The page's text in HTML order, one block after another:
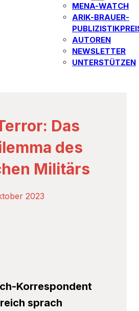
MENA-WATCH
ARIK-BRAUER-
AUTOREN​
NEWSLETTER
UNTERSTÜTZEN
Das
des
Militärs
2023
Korrespondent
sprach